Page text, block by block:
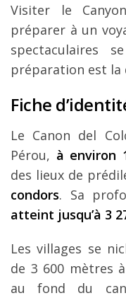
Visiter le
préparer à un
spectaculaires
préparation est la
Fiche
Le Canon del
Pérou, à environ
des lieux de
condors. Sa
atteint jusqu’à 3
Les villages se
de 3 600 mètres
au fond du